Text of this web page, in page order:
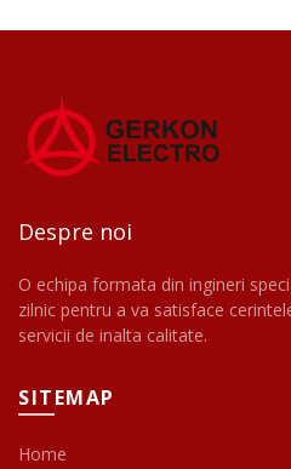
Despre noi
O echipa formata din ingineri
zilnic pentru a va satisface
servicii de inalta calitate.
SITEMAP
Home